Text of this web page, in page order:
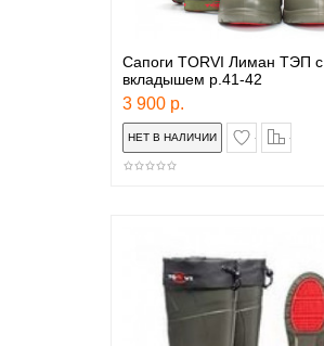
Сапоги TORVI Лиман ТЭП с
вкладышем р.41-42
3 900 р.
в закладки